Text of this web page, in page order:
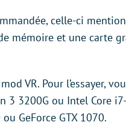
celle-ci
mémoire et une carte
VR. Pour l’essayer,
3 3200G ou Intel Core
GeForce GTX 1070.